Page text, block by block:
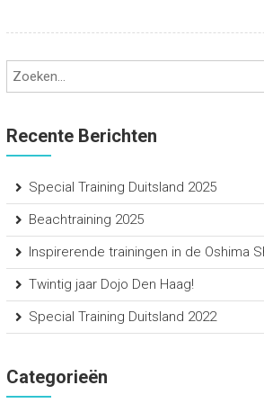
Recente Berichten
Special Training Duitsland 2025
Beachtraining 2025
Inspirerende trainingen in de Oshima
Twintig jaar Dojo Den Haag!
Special Training Duitsland 2022
Categorieën